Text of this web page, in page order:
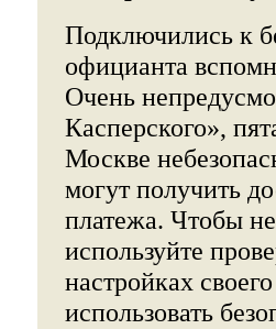
Подключились к
официанта
Очень
Касперского»,
Москве
могут получить
платежа. Чтобы
используйте
настройках
использовать